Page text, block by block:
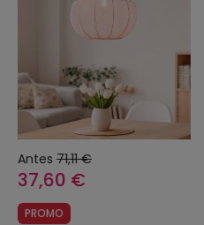
Antes 71,11 €
37,60 €
PROMO